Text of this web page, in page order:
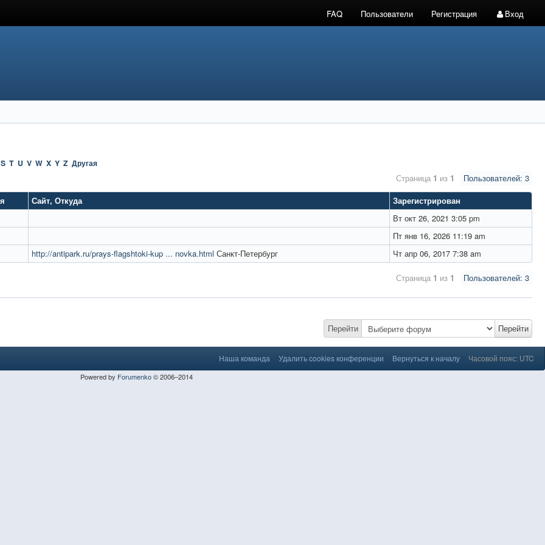
FAQ Пользователи Регистрация Вход
S T U V W X Y Z Другая
Пользователей: 3
Страница 1 из 1
Сайт, Откуда
Зарегистрирован
Вт окт 26, 2021 3:05 pm
Пт янв 16, 2026 11:19 am
http://antipark.ru/prays-flagshtoki-kup ... novka.html Санкт-Петербург Чт апр 06, 2017 7:38 am
Пользователей: 3
Страница 1 из 1
Перейти Перейти
Наша команда Удалить cookies конференции Вернуться к началу Часовой пояс: UTC
Powered by Forumenko© 2006–2014